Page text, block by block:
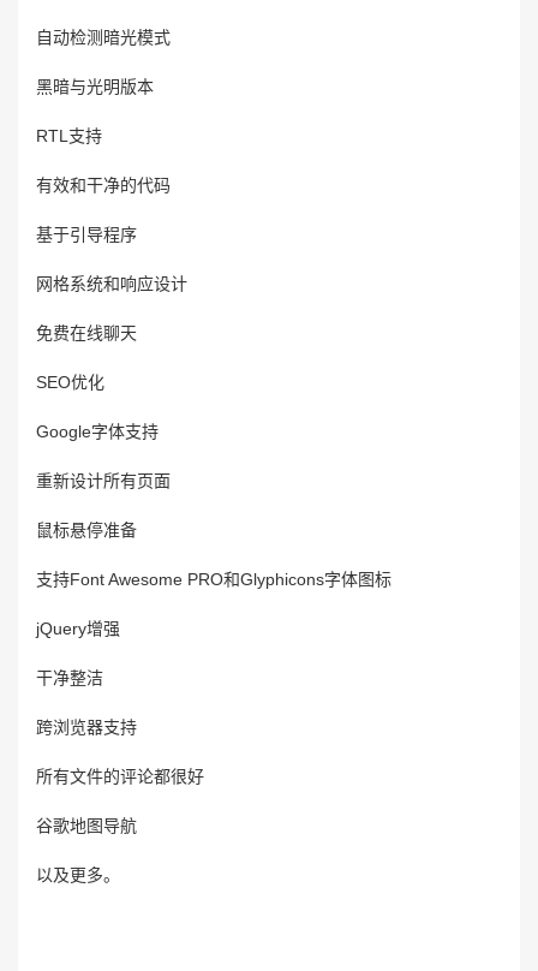
自动检测暗光模式
黑暗与光明版本
RTL支持
有效和干净的代码
基于引导程序
网格系统和响应设计
免费在线聊天
SEO优化
Google字体支持
重新设计所有页面
鼠标悬停准备
支持Font Awesome PRO和Glyphicons字体图标
jQuery增强
干净整洁
跨浏览器支持
所有文件的评论都很好
谷歌地图导航
以及更多。